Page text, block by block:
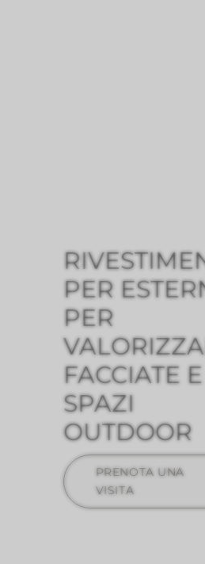
PER
PER
FACCIATE E
SPAZI
OUTDOOR
PRENOTA UNA
VISITA